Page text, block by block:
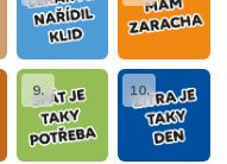
9. 10.